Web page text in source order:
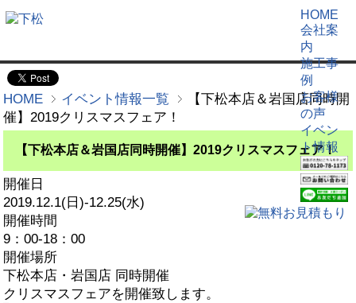
HOME
会社案
内
施工事
例
お客様
の声
イベン
ト情報
HOME イベント情報一覧
【下松本店＆岩国店同時開
催】2019クリスマスフェア！
【下松本店＆岩国店同時開催】2019クリスマスフェア！
開催日
2019.12.1(日)-12.25(水)
開催時間
9：00-18：00
開催場所
下松本店・岩国店 同時開催
クリスマスフェアを開催致します。